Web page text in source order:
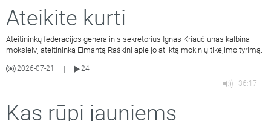
Ateikite kurti
Ateitininkų federacijos generalinis sekretorius Ignas Kriaučiūnas kalbina
moksleivį ateitininką Eimantą Raškinį apie jo atliktą mokinių tikėjimo tyrimą.
2026-07-21
24
36:17
Kas rūpi jauniems